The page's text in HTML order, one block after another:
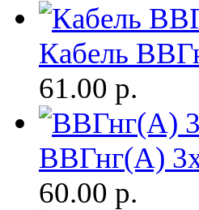
Кабель
61.00 р.
ВВГнг(A)
60.00 р.